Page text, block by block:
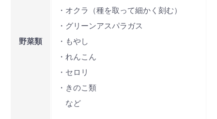
野菜類
・オクラ（種を取って細かく刻む）
・グリーンアスパラガス
・もやし
・れんこん
・セロリ
・きのこ類
など